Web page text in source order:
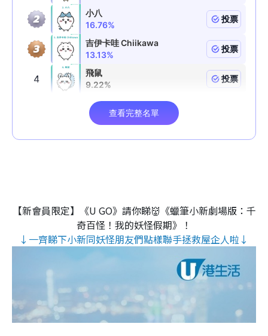
【新會員限定】《U GO》請你睇👹《蠟筆小新劇場版：千
奇百怪！我的妖怪假期》！
↓一齊睇下小新同妖怪朋友們點樣聯手拯救屋企人啦↓